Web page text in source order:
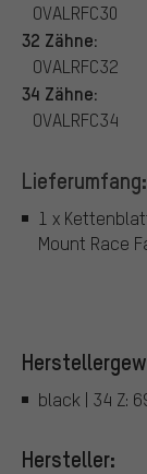
OVALRFC30
32 Zähne:
OVALRFC32
34 Zähne:
OVALRFC34
Lieferumfang:
1 x
Mount Race
black | 34 Z:
Hersteller: